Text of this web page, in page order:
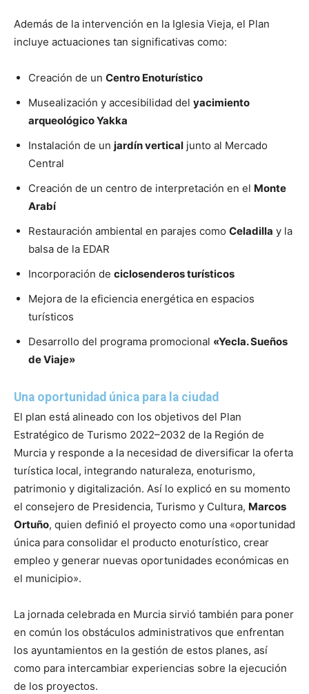
Además de la intervención en la Iglesia Vieja, el Plan
incluye actuaciones tan significativas como:
Creación de un Centro Enoturístico
Musealización y accesibilidad del yacimiento
arqueológico Yakka
Instalación de un jardín vertical junto al Mercado
Central
Creación de un centro de interpretación en el Monte
Arabí
Restauración ambiental en parajes como Celadilla y la
balsa de la EDAR
Incorporación de ciclosenderos turísticos
Mejora de la eficiencia energética en espacios
turísticos
Desarrollo del programa promocional «Yecla. Sueños
de Viaje»
Una oportunidad única para la ciudad
El plan está alineado con los objetivos del Plan
Estratégico de Turismo 2022–2032 de la Región de
Murcia y responde a la necesidad de diversificar la oferta
turística local, integrando naturaleza, enoturismo,
patrimonio y digitalización. Así lo explicó en su momento
el consejero de Presidencia, Turismo y Cultura, Marcos
Ortuño, quien definió el proyecto como una «oportunidad
única para consolidar el producto enoturístico, crear
empleo y generar nuevas oportunidades económicas en
el municipio».
La jornada celebrada en Murcia sirvió también para poner
en común los obstáculos administrativos que enfrentan
los ayuntamientos en la gestión de estos planes, así
como para intercambiar experiencias sobre la ejecución
de los proyectos.